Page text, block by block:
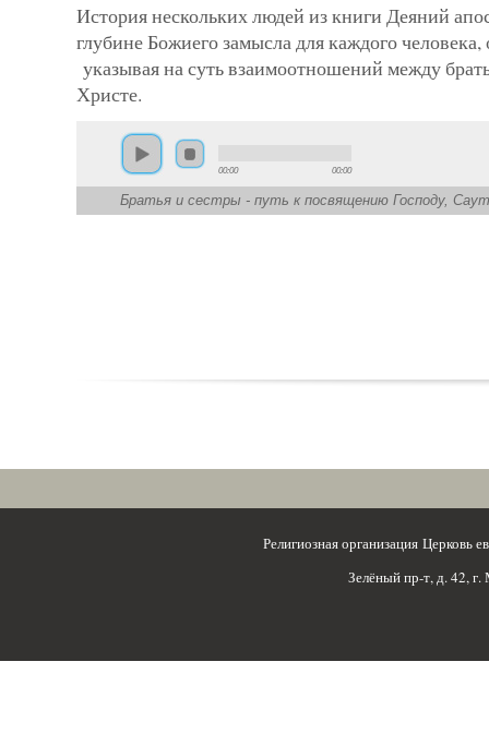
История нескольких людей из книги Деяний
глубине Божиего замысла для каждого
указывая на суть взаимоотношений между
Христе.
00:00 00:00
Братья и сестры - путь к посвящению Господу,
Религиозная организация
Зелёный пр-т, д. 42,